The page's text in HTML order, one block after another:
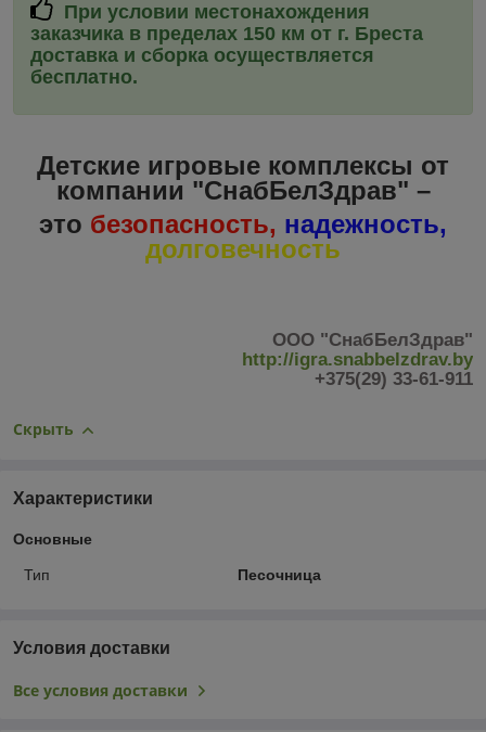
При условии местонахождения
заказчика в пределах 150 км от г. Бреста
доставка и сборка осуществляется
бесплатно.
Детские игровые комплексы от
компании "СнабБелЗдрав" –
это безопасность, надежность,
долговечность
ООО "СнабБелЗдрав"
http://igra.snabbelzdrav.by
+375(29) 33-61-911
Скрыть
Характеристики
Основные
Тип Песочница
Условия доставки
Все условия доставки